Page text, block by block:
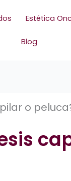
Estética
Blog
o